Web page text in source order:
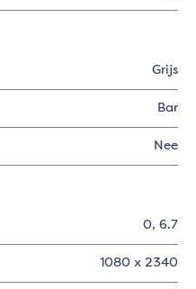
Grijs
Bar
Nee
0, 6.7
1080 x 2340